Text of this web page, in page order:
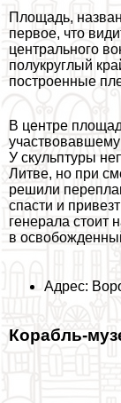
Площадь,
первое, что
центрального
полукруглый
построенные
В центре
У скульптуры
Литве, но при
решили
спасти и
генерала стоит
в
Адрес:
Корабль-